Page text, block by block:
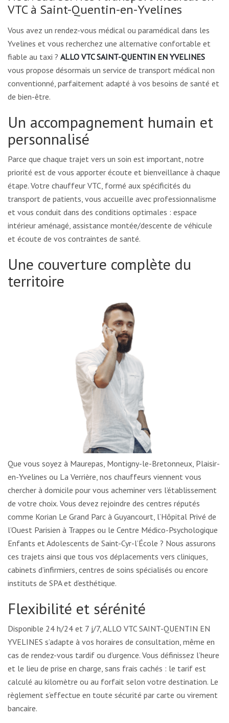
VTC à Saint-Quentin-en-Yvelines
Vous avez un rendez-vous médical ou paramédical dans les
Yvelines et vous recherchez une alternative confortable et
fiable au taxi ? ALLO VTC SAINT-QUENTIN EN YVELINES
vous propose désormais un service de transport médical non
conventionné, parfaitement adapté à vos besoins de santé et
de bien-être.
Un accompagnement humain et
personnalisé
Parce que chaque trajet vers un soin est important, notre
priorité est de vous apporter écoute et bienveillance à chaque
étape. Votre chauffeur VTC, formé aux spécificités du
transport de patients, vous accueille avec professionnalisme
et vous conduit dans des conditions optimales : espace
intérieur aménagé, assistance montée/descente de véhicule
et écoute de vos contraintes de santé.
Une couverture complète du
territoire
Que vous soyez à Maurepas, Montigny-le-Bretonneux, Plaisir-
en-Yvelines ou La Verrière, nos chauffeurs viennent vous
chercher à domicile pour vous acheminer vers l’établissement
de votre choix. Vous devez rejoindre des centres réputés
comme Korian Le Grand Parc à Guyancourt, l’Hôpital Privé de
l’Ouest Parisien à Trappes ou le Centre Médico-Psychologique
Enfants et Adolescents de Saint-Cyr-l’École ? Nous assurons
ces trajets ainsi que tous vos déplacements vers cliniques,
cabinets d’infirmiers, centres de soins spécialisés ou encore
instituts de SPA et d’esthétique.
Flexibilité et sérénité
Disponible 24 h/24 et 7 j/7, ALLO VTC SAINT-QUENTIN EN
YVELINES s’adapte à vos horaires de consultation, même en
cas de rendez-vous tardif ou d’urgence. Vous définissez l’heure
et le lieu de prise en charge, sans frais cachés : le tarif est
calculé au kilomètre ou au forfait selon votre destination. Le
règlement s’effectue en toute sécurité par carte ou virement
bancaire.